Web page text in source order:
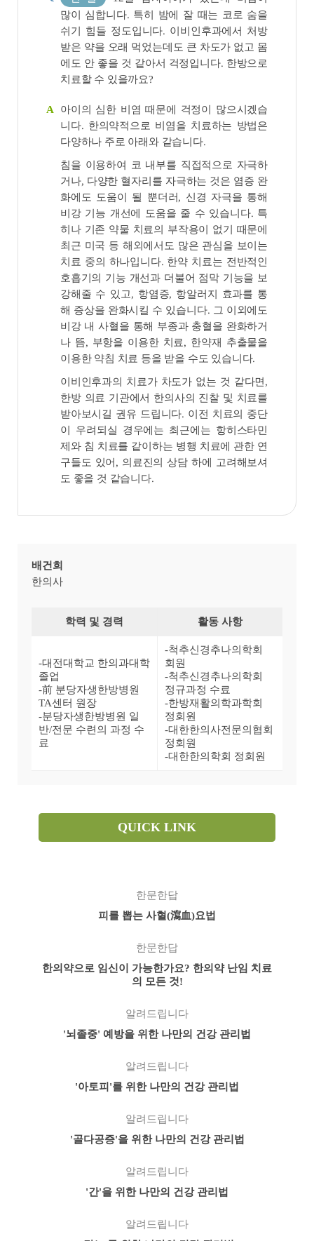
많이 심합니다. 특히 밤에 잘 때는 코로 숨을
쉬기 힘들 정도입니다. 이비인후과에서 처방
받은 약을 오래 먹었는데도 큰 차도가 없고 몸
에도 안 좋을 것 같아서 걱정입니다. 한방으로
치료할 수 있을까요?
A
아이의 심한 비염 때문에 걱정이 많으시겠습
니다. 한의약적으로 비염을 치료하는 방법은
다양하나 주로 아래와 같습니다.
침을 이용하여 코 내부를 직접적으로 자극하
거나, 다양한 혈자리를 자극하는 것은 염증 완
화에도 도움이 될 뿐더러, 신경 자극을 통해
비강 기능 개선에 도움을 줄 수 있습니다. 특
히나 기존 약물 치료의 부작용이 없기 때문에
최근 미국 등 해외에서도 많은 관심을 보이는
치료 중의 하나입니다. 한약 치료는 전반적인
호흡기의 기능 개선과 더불어 점막 기능을 보
강해줄 수 있고, 항염증, 항알러지 효과를 통
해 증상을 완화시킬 수 있습니다. 그 이외에도
비강 내 사혈을 통해 부종과 충혈을 완화하거
나 뜸, 부항을 이용한 치료, 한약재 추출물을
이용한 약침 치료 등을 받을 수도 있습니다.
이비인후과의 치료가 차도가 없는 것 같다면,
한방 의료 기관에서 한의사의 진찰 및 치료를
받아보시길 권유 드립니다. 이전 치료의 중단
이 우려되실 경우에는 최근에는 항히스타민
제와 침 치료를 같이하는 병행 치료에 관한 연
구들도 있어, 의료진의 상담 하에 고려해보셔
도 좋을 것 같습니다.
배건희
한의사
학력 및 경력 활동 사항
-대전대학교 한의과대학
졸업
-前 분당자생한방병원
TA센터 원장
-분당자생한방병원 일
반/전문 수련의 과정 수
료
-척추신경추나의학회
회원
-척추신경추나의학회
정규과정 수료
-한방재활의학과학회
정회원
-대한한의사전문의협회
정회원
-대한한의학회 정회원
QUICK LINK
한문한답
피를 뽑는 사혈(瀉血)요법
한문한답
한의약으로 임신이 가능한가요? 한의약 난임 치료
의 모든 것!
알려드립니다
'뇌졸중' 예방을 위한 나만의 건강 관리법
알려드립니다
'아토피'를 위한 나만의 건강 관리법
알려드립니다
'골다공증'을 위한 나만의 건강 관리법
알려드립니다
'간'을 위한 나만의 건강 관리법
알려드립니다